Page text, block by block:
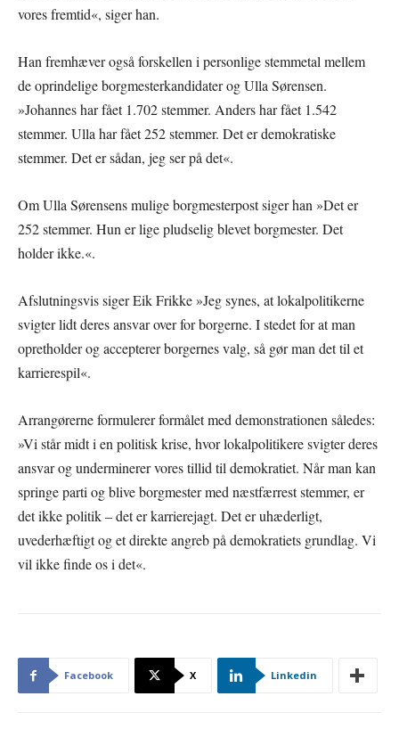
vores fremtid«, siger han.
Han fremhæver også forskellen i personlige stemmetal mellem
de oprindelige borgmesterkandidater og Ulla Sørensen.
»Johannes har fået 1.702 stemmer. Anders har fået 1.542
stemmer. Ulla har fået 252 stemmer. Det er demokratiske
stemmer. Det er sådan, jeg ser på det«.
Om Ulla Sørensens mulige borgmesterpost siger han »Det er
252 stemmer. Hun er lige pludselig blevet borgmester. Det
holder ikke.«.
Afslutningsvis siger Eik Frikke »Jeg synes, at lokalpolitikerne
svigter lidt deres ansvar over for borgerne. I stedet for at man
opretholder og accepterer borgernes valg, så gør man det til et
karrierespil«.
Arrangørerne formulerer formålet med demonstrationen således:
»Vi står midt i en politisk krise, hvor lokalpolitikere svigter deres
ansvar og underminerer vores tillid til demokratiet. Når man kan
springe parti og blive borgmester med næstfærrest stemmer, er
det ikke politik – det er karrierejagt. Det er uhæderligt,
uvederhæftigt og et direkte angreb på demokratiets grundlag. Vi
vil ikke finde os i det«.
Facebook X Linkedin